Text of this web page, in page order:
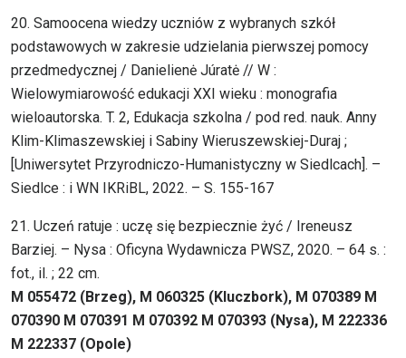
20. Samoocena wiedzy uczniów z wybranych szkół
podstawowych w zakresie udzielania pierwszej pomocy
przedmedycznej / Danielienė Júratė // W :
Wielowymiarowość edukacji XXI wieku : monografia
wieloautorska. T. 2, Edukacja szkolna / pod red. nauk. Anny
Klim-Klimaszewskiej i Sabiny Wieruszewskiej-Duraj ;
[Uniwersytet Przyrodniczo-Humanistyczny w Siedlcach]. –
Siedlce : i WN IKRiBL, 2022. – S. 155-167
21. Uczeń ratuje : uczę się bezpiecznie żyć / Ireneusz
Barziej. – Nysa : Oficyna Wydawnicza PWSZ, 2020. – 64 s. :
fot., il. ; 22 cm.
M 055472 (Brzeg), M 060325 (Kluczbork), M 070389 M
070390 M 070391 M 070392 M 070393 (Nysa), M 222336
M 222337 (Opole)